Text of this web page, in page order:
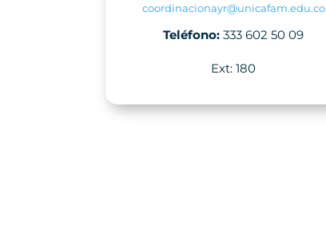
coordinacionayr@unicafam.edu.co
Teléfono: 333 602 50 09
Ext: 180